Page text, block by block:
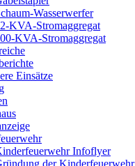
Wasserwerfer
KVA-Stromaggregat
KVA-Stromaggregat
Einsätze
Infoflyer
der Kinderfeuerwehr